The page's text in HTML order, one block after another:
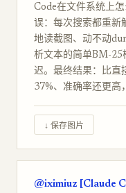
Code在文件系统上
误：每次搜索都重新
地读截图、动不动
析文本的简单BM-25
迟。最终结果：比直
37%、准确率还更高
↓ 保存图片
@iximiuz [Claude